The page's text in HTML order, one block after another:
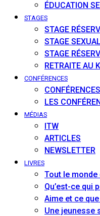
ÉDUCATION
STAGES
STAGE
STAGE
STAGE
RETRAITE AU
CONFÉRENCES
LES
MÉDIAS
ITW
ARTICLES
NEWSLETTER
LIVRES
Tout le
Qu’est-ce qui
Aime et ce
Une jeunesse